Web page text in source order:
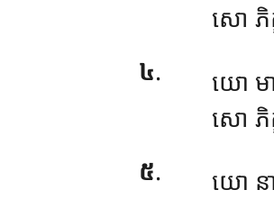
សោ ភិ
៤. យោ
សោ ភិ
៥. យោ ន